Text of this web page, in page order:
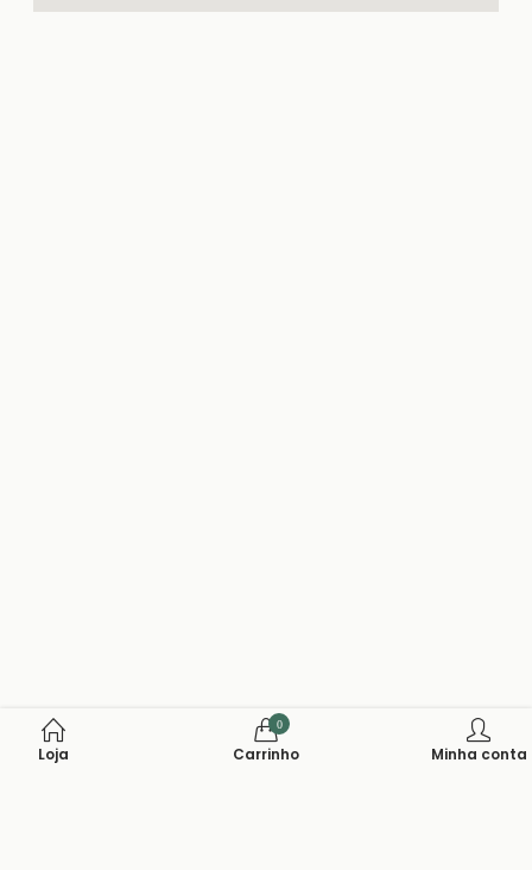
Loja
0
Carrinho Minha conta